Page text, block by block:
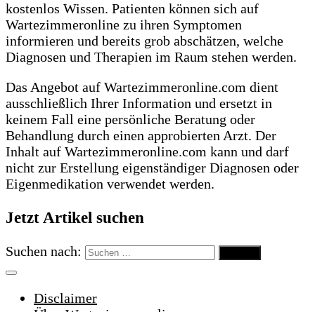
kostenlos Wissen. Patienten können sich auf
Wartezimmeronline zu ihren Symptomen
informieren und bereits grob abschätzen, welche
Diagnosen und Therapien im Raum stehen werden.
Das Angebot auf Wartezimmeronline.com dient
ausschließlich Ihrer Information und ersetzt in
keinem Fall eine persönliche Beratung oder
Behandlung durch einen approbierten Arzt. Der
Inhalt auf Wartezimmeronline.com kann und darf
nicht zur Erstellung eigenständiger Diagnosen oder
Eigenmedikation verwendet werden.
Jetzt Artikel suchen
Suchen nach:
Disclaimer